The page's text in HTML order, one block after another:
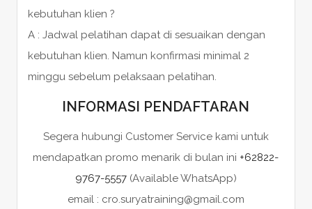
kebutuhan klien ?
A : Jadwal pelatihan dapat di sesuaikan dengan
kebutuhan klien. Namun konfirmasi minimal 2
minggu sebelum pelaksaan pelatihan.
INFORMASI PENDAFTARAN
Segera hubungi Customer Service kami untuk
mendapatkan promo menarik di bulan ini +62822-
9767-5557(Available WhatsApp)
email : cro.suryatraining@gmail.com